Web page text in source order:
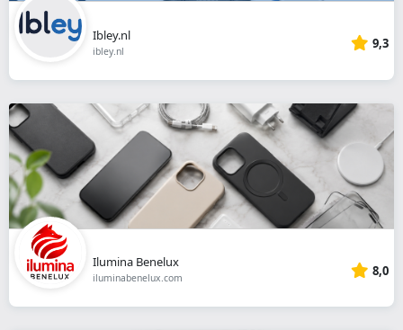
Ibley.nl
ibley.nl 9,3
Ilumina Benelux
iluminabenelux.com 8,0